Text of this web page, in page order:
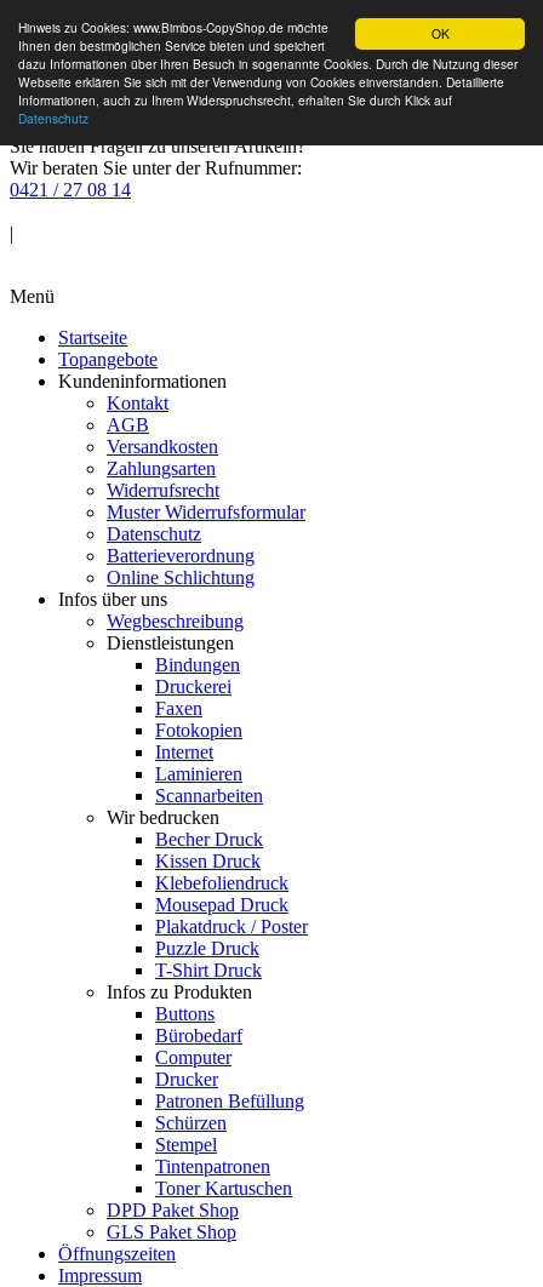
OK
Hinweis zu Cookies: www.Bimbos-CopyShop.de möchte
Ihnen den bestmöglichen Service bieten und speichert
dazu Informationen über Ihren Besuch in sogenannte Cookies. Durch die Nutzung dieser
Webseite erklären Sie sich mit der Verwendung von Cookies einverstanden. Detaillierte
Informationen, auch zu Ihrem Widerspruchsrecht, erhalten Sie durch Klick auf
Datenschutz
Sie haben Fragen zu unseren Artikeln?
Wir beraten Sie unter der Rufnummer:
0421 / 27 08 14
|
Menü
Startseite
Topangebote
Kundeninformationen
Kontakt
AGB
Versandkosten
Zahlungsarten
Widerrufsrecht
Muster Widerrufsformular
Datenschutz
Batterieverordnung
Online Schlichtung
Infos über uns
Wegbeschreibung
Dienstleistungen
Bindungen
Druckerei
Faxen
Fotokopien
Internet
Laminieren
Scannarbeiten
Wir bedrucken
Becher Druck
Kissen Druck
Klebefoliendruck
Mousepad Druck
Plakatdruck / Poster
Puzzle Druck
T-Shirt Druck
Infos zu Produkten
Buttons
Bürobedarf
Computer
Drucker
Patronen Befüllung
Schürzen
Stempel
Tintenpatronen
Toner Kartuschen
DPD Paket Shop
GLS Paket Shop
Öffnungszeiten
Impressum